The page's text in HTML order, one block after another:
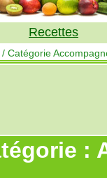
Recettes
/ Catégorie
: